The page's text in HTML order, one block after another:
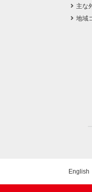
主な
地域
English